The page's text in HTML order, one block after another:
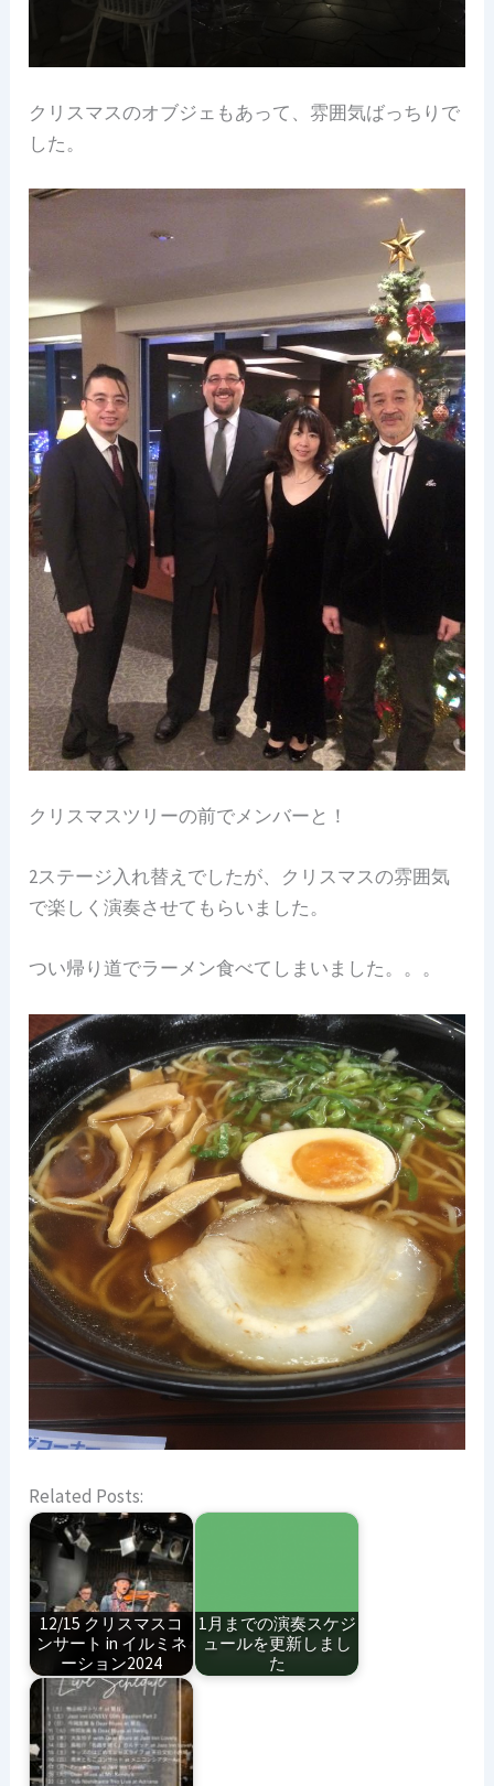
クリスマスのオブジェもあって、雰囲気ばっちりで
した。
クリスマスツリーの前でメンバーと！
2ステージ入れ替えでしたが、クリスマスの雰囲気
で楽しく演奏させてもらいました。
つい帰り道でラーメン食べてしまいました。。。
Related Posts:
12/15 クリスマスコ
ンサート in イルミネ
ーション2024
1月までの演奏スケジ
ュールを更新しまし
た